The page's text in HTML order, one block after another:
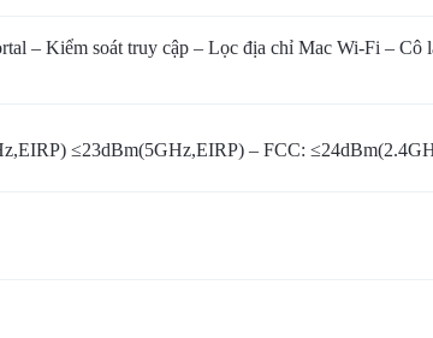
– Kiểm soát truy cập – Lọc địa chỉ Mac Wi-Fi –
≤23dBm(5GHz,EIRP) – FCC: